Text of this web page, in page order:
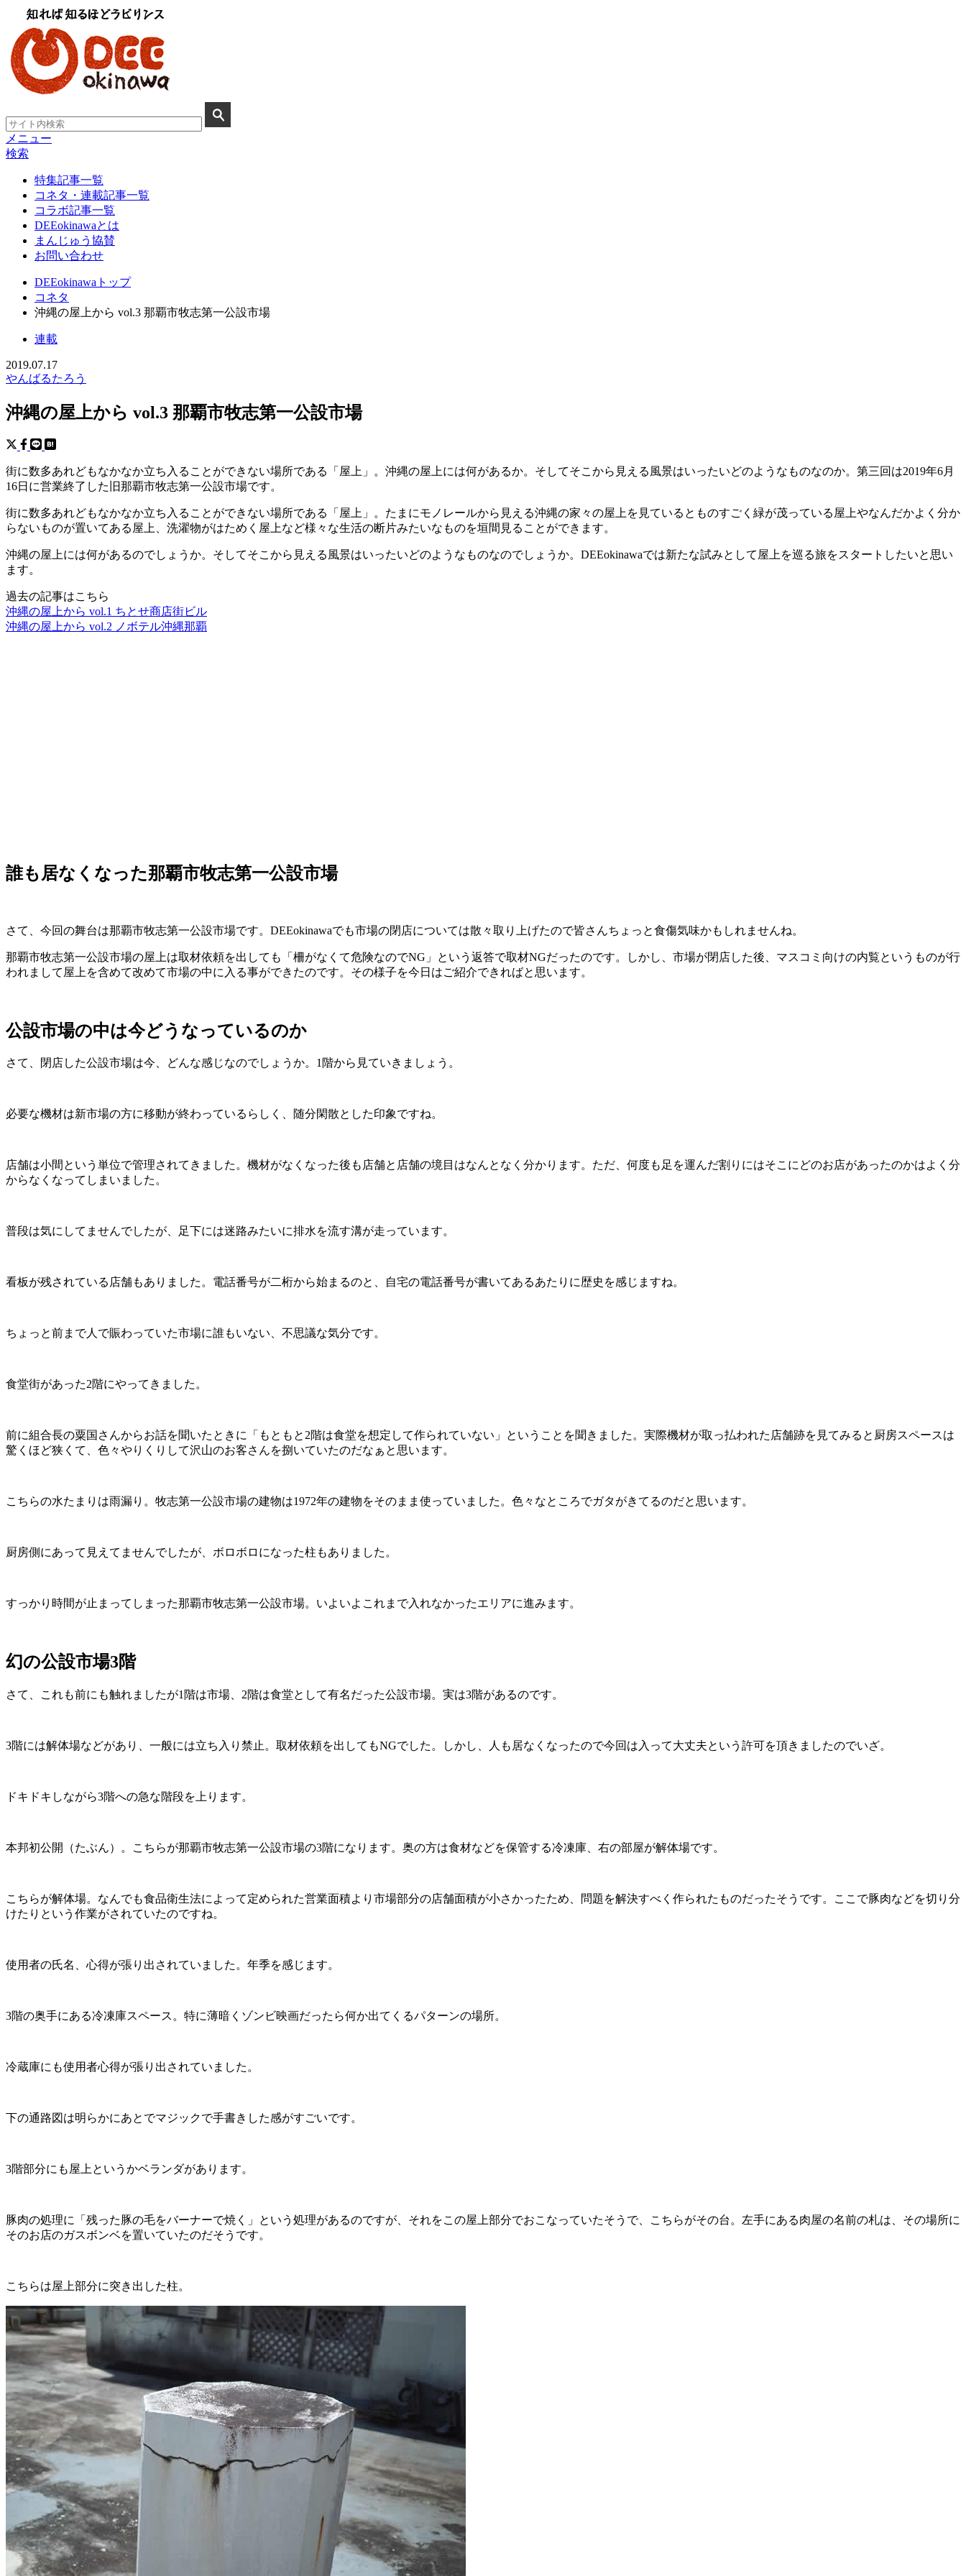
メニュー
検索
特集記事一覧
コネタ・連載記事一覧
コラボ記事一覧
DEEokinawaとは
まんじゅう協賛
お問い合わせ
DEEokinawaトップ
コネタ
沖縄の屋上から vol.3 那覇市牧志第一公設市場
連載
2019.07.17
やんばるたろう
沖縄の屋上から vol.3 那覇市牧志第一公設市場
街に数多あれどもなかなか立ち入ることができない場所である「屋上」。沖縄の屋上には何があるか。そしてそこから見える風景はいったいどのようなものなのか。第三回は2019年6月
16日に営業終了した旧那覇市牧志第一公設市場です。
街に数多あれどもなかなか立ち入ることができない場所である「屋上」。たまにモノレールから見える沖縄の家々の屋上を見ているとものすごく緑が茂っている屋上やなんだかよく分か
らないものが置いてある屋上、洗濯物がはためく屋上など様々な生活の断片みたいなものを垣間見ることができます。
沖縄の屋上には何があるのでしょうか。そしてそこから見える風景はいったいどのようなものなのでしょうか。DEEokinawaでは新たな試みとして屋上を巡る旅をスタートしたいと思い
ます。
過去の記事はこちら
沖縄の屋上から vol.1 ちとせ商店街ビル
沖縄の屋上から vol.2 ノボテル沖縄那覇
誰も居なくなった那覇市牧志第一公設市場
さて、今回の舞台は那覇市牧志第一公設市場です。DEEokinawaでも市場の閉店については散々取り上げたので皆さんちょっと食傷気味かもしれませんね。
那覇市牧志第一公設市場の屋上は取材依頼を出しても「柵がなくて危険なのでNG」という返答で取材NGだったのです。しかし、市場が閉店した後、マスコミ向けの内覧というものが行
われまして屋上を含めて改めて市場の中に入る事ができたのです。その様子を今日はご紹介できればと思います。
公設市場の中は今どうなっているのか
さて、閉店した公設市場は今、どんな感じなのでしょうか。1階から見ていきましょう。
必要な機材は新市場の方に移動が終わっているらしく、随分閑散とした印象ですね。
店舗は小間という単位で管理されてきました。機材がなくなった後も店舗と店舗の境目はなんとなく分かります。ただ、何度も足を運んだ割りにはそこにどのお店があったのかはよく分
からなくなってしまいました。
普段は気にしてませんでしたが、足下には迷路みたいに排水を流す溝が走っています。
看板が残されている店舗もありました。電話番号が二桁から始まるのと、自宅の電話番号が書いてあるあたりに歴史を感じますね。
ちょっと前まで人で賑わっていた市場に誰もいない、不思議な気分です。
食堂街があった2階にやってきました。
前に組合長の粟国さんからお話を聞いたときに「もともと2階は食堂を想定して作られていない」ということを聞きました。実際機材が取っ払われた店舗跡を見てみると厨房スペースは
驚くほど狭くて、色々やりくりして沢山のお客さんを捌いていたのだなぁと思います。
こちらの水たまりは雨漏り。牧志第一公設市場の建物は1972年の建物をそのまま使っていました。色々なところでガタがきてるのだと思います。
厨房側にあって見えてませんでしたが、ボロボロになった柱もありました。
すっかり時間が止まってしまった那覇市牧志第一公設市場。いよいよこれまで入れなかったエリアに進みます。
幻の公設市場3階
さて、これも前にも触れましたが1階は市場、2階は食堂として有名だった公設市場。実は3階があるのです。
3階には解体場などがあり、一般には立ち入り禁止。取材依頼を出してもNGでした。しかし、人も居なくなったので今回は入って大丈夫という許可を頂きましたのでいざ。
ドキドキしながら3階への急な階段を上ります。
本邦初公開（たぶん）。こちらが那覇市牧志第一公設市場の3階になります。奥の方は食材などを保管する冷凍庫、右の部屋が解体場です。
こちらが解体場。なんでも食品衛生法によって定められた営業面積より市場部分の店舗面積が小さかったため、問題を解決すべく作られたものだったそうです。ここで豚肉などを切り分
けたりという作業がされていたのですね。
使用者の氏名、心得が張り出されていました。年季を感じます。
3階の奥手にある冷凍庫スペース。特に薄暗くゾンビ映画だったら何か出てくるパターンの場所。
冷蔵庫にも使用者心得が張り出されていました。
下の通路図は明らかにあとでマジックで手書きした感がすごいです。
3階部分にも屋上というかベランダがあります。
豚肉の処理に「残った豚の毛をバーナーで焼く」という処理があるのですが、それをこの屋上部分でおこなっていたそうで、こちらがその台。左手にある肉屋の名前の札は、その場所に
そのお店のガスボンベを置いていたのだそうです。
こちらは屋上部分に突き出した柱。